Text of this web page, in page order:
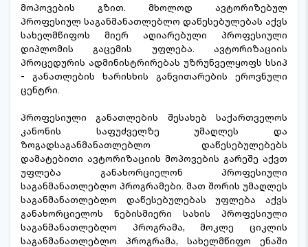
მოპოვების გზით. მხოლოდ ავტორიზებულ
პროფესიულ საგანმანათლებლო დაწესებულებას აქვს
სახელმწიფოს მიერ აღიარებული პროფესიული
დიპლომის გაცემის უფლება. ავტორიზაციის
პროცედურის ადმინისტრირებას უზრუნველყოფს სსიპ
- განათლების ხარისხის განვითარების ეროვნული
ცენტრი.
პროფესიული განათლების შესახებ საქართველოს
კანონის საფუძველზე უმაღლეს და
ზოგადსაგანმანათლებლო დაწესებულებებს
დამატებითი ავტორიზაციის მოპოვების გარეშე აქვთ
უფლება განახორციელონ პროფესიული
საგანმანათლებლო პროგრამები. მათ შორის უმაღლეს
საგანმანათლებლო დაწესებულებას უფლება აქვს
განახორციელოს ნებისმიერი სახის პროფესიული
საგანმანათლებლო პროგრამა, მოკლე ციკლის
საგანმანათლებლო პროგრამა, სახელმწიფო ენაში